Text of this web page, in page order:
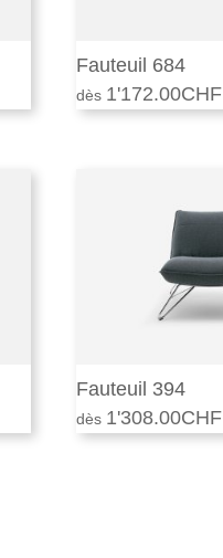
Fauteuil 684
1'172.00CHF
Fauteuil 394
1'308.00CHF